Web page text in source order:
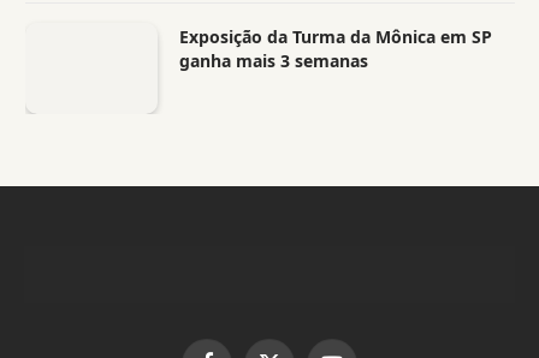
Exposição da Turma da Mônica em SP
ganha mais 3 semanas